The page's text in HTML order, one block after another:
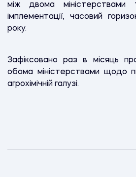
між двома міністерствами
імплементації, часовий
року.
Зафіксовано раз в місяць
обома міністерствами щодо
агрохімічній галузі.